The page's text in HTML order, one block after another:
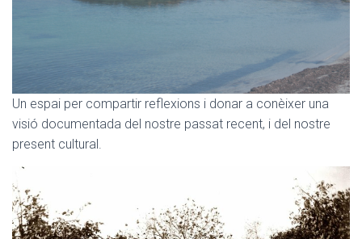
Un espai per compartir reflexions i donar a conèixer una
visió documentada del nostre passat recent, i del nostre
present cultural.